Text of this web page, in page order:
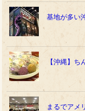
基地が多い
【沖縄】ち
まるでアメ